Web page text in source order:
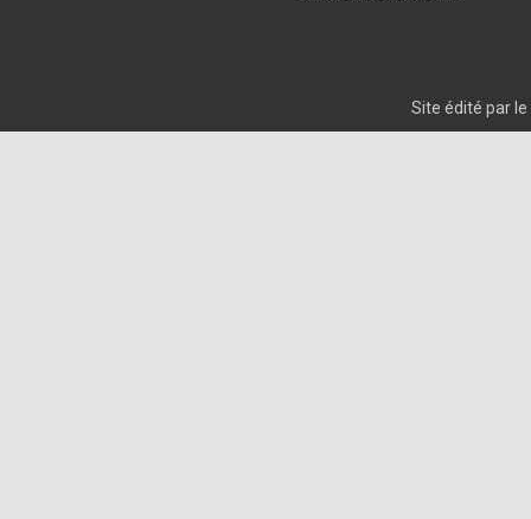
Site édité par